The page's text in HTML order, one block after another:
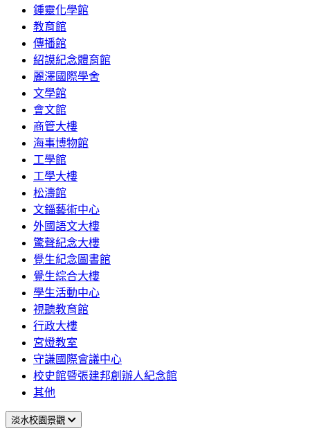
鍾靈化學館
教育館
傳播館
紹謨紀念體育館
麗澤國際學舍
文學館
會文館
商管大樓
海事博物館
工學館
工學大樓
松濤館
文錙藝術中心
外國語文大樓
驚聲紀念大樓
覺生紀念圖書館
覺生綜合大樓
學生活動中心
視聽教育館
行政大樓
宮燈教室
守謙國際會議中心
校史館暨張建邦創辦人紀念館
其他
淡水校園景觀